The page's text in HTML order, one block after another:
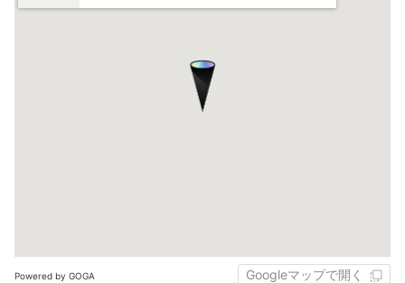
Powered by GOGA Googleマップで開く